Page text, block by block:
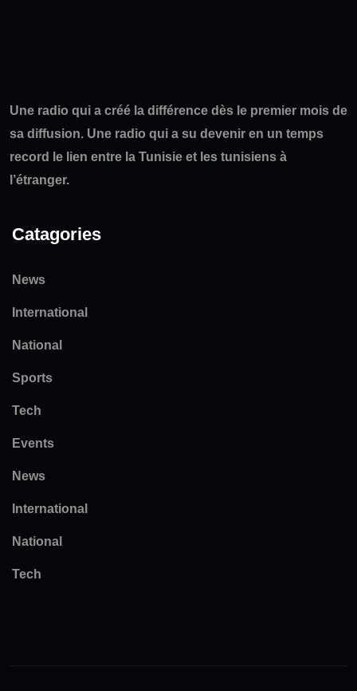
Une radio qui a créé la différence dès le premier mois de
sa diffusion. Une radio qui a su devenir en un temps
record le lien entre la Tunisie et les tunisiens à
l’étranger.
Catagories
News
International
National
Sports
Tech
Events
News
International
National
Tech